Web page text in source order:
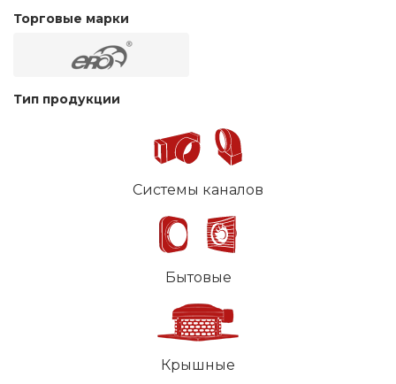
Торговые марки
Тип продукции
Системы каналов
Бытовые
Крышные